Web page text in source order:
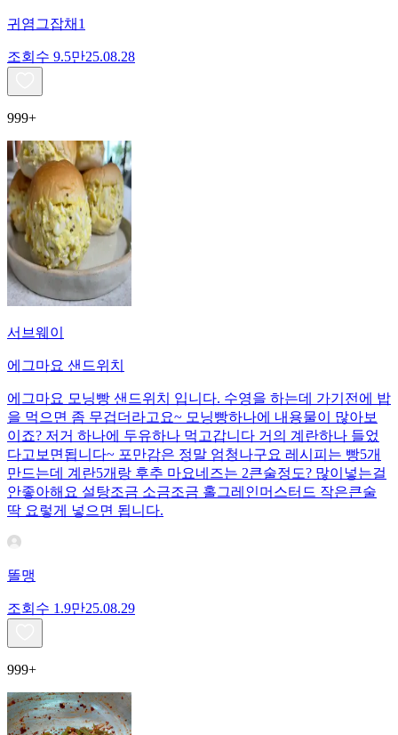
귀염그잡채1
조회수 9.5만25.08.28
999+
서브웨이
에그마요 샌드위치
에그마요 모닝빵 샌드위치 입니다. 수영을 하는데 가기전에 밥
을 먹으면 좀 무겁더라고요~ 모닝빵하나에 내용물이 많아보
이죠? 저거 하나에 두유하나 먹고갑니다 거의 계란하나 들었
다고보면됩니다~ 포만감은 정말 엄청나구요 레시피는 빵5개
만드는데 계란5개랑 후추 마요네즈는 2큰술정도? 많이넣는걸
안좋아해요 설탕조금 소금조금 홀그레인머스터드 작은큰술
딱 요렇게 넣으면 됩니다.
똘맹
조회수 1.9만25.08.29
999+